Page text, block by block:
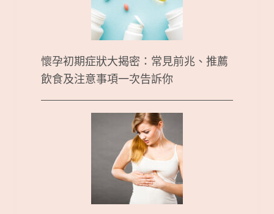
懷孕初期症狀大揭密：常見前兆、推薦
飲食及注意事項一次告訴你